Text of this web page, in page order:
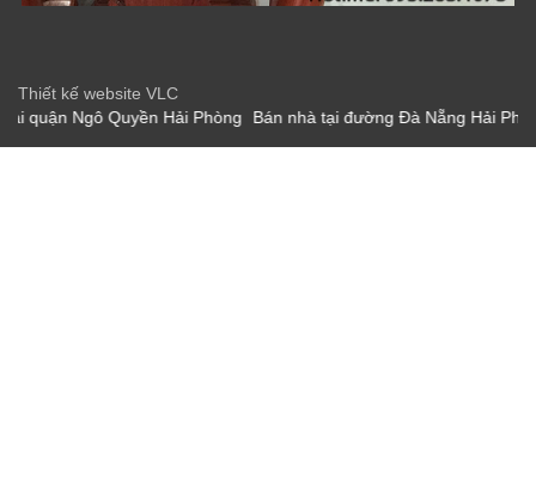
Thiết kế website VLC
Bán nhà tại đường Đà Nẵng Hải Phòng Bán nhà tại đường